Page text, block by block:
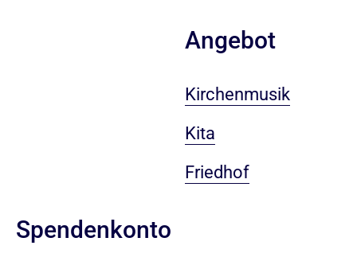
Angebot
Kirchenmusik
Kita
Friedhof
Spendenkonto